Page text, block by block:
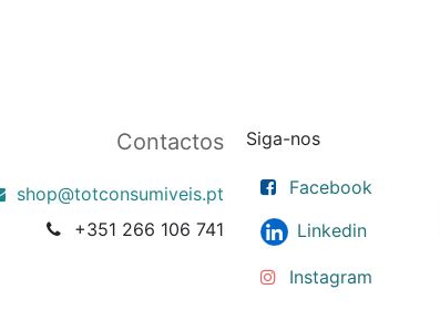
Contactos
shop@totconsumiveis.pt
+351 266 106 741
Siga-nos
Facebook
Linkedin
Instagram